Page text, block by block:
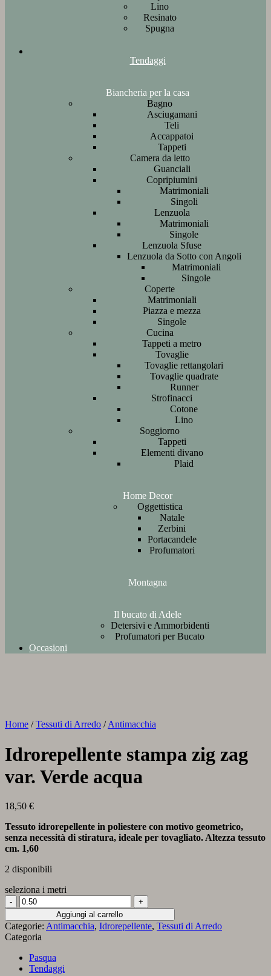
Lino
Resinato
Spugna
Tendaggi
Biancheria per la casa
Bagno
Asciugamani
Teli
Accappatoi
Tappeti
Camera da letto
Guanciali
Copripiumini
Matrimoniali
Singoli
Lenzuola
Matrimoniali
Singole
Lenzuola Sfuse
Lenzuola da Sotto con Angoli
Matrimoniali
Singole
Coperte
Matrimoniali
Piazza e mezza
Singole
Cucina
Tappeti a metro
Tovaglie
Tovaglie rettangolari
Tovaglie quadrate
Runner
Strofinacci
Cotone
Lino
Soggiorno
Tappeti
Elementi divano
Plaid
Home Decor
Oggettistica
Natale
Zerbini
Portacandele
Profumatori
Montagna
Il bucato di Adele
Detersivi e Ammorbidenti
Profumatori per Bucato
Occasioni
Home / Tessuti di Arredo / Antimacchia
Idrorepellente stampa zig zag
var. Verde acqua
18,50 €
Tessuto idrorepellente in poliestere con motivo geometrico,
senza necessità di stiratura, ideale per tovagliato. Altezza tessuto
cm. 1,60
2 disponibili
seleziona i metri
Idrorepellente
stampa
zig
zag
var.
Verde
acqua
Aggiungi al carrello
Categorie: Antimacchia, Idrorepellente, Tessuti di Arredo
Categoria
Pasqua
Tendaggi